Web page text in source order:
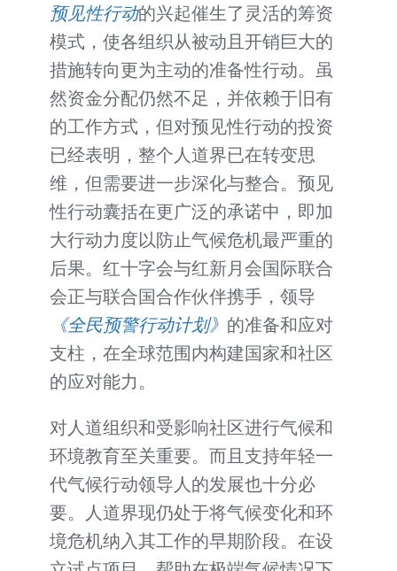
预见性行动的兴起催生了灵活的筹资
模式，使各组织从被动且开销巨大的
措施转向更为主动的准备性行动。虽
然资金分配仍然不足，并依赖于旧有
的工作方式，但对预见性行动的投资
已经表明，整个人道界已在转变思
维，但需要进一步深化与整合。预见
性行动囊括在更广泛的承诺中，即加
大行动力度以防止气候危机最严重的
后果。红十字会与红新月会国际联合
会正与联合国合作伙伴携手，领导
《全民预警行动计划》 的准备和应对
支柱，在全球范围内构建国家和社区
的应对能力。
对人道组织和受影响社区进行气候和
环境教育至关重要。而且支持年轻一
代气候行动领导人的发展也十分必
要。人道界现仍处于将气候变化和环
境危机纳入其工作的早期阶段。在设